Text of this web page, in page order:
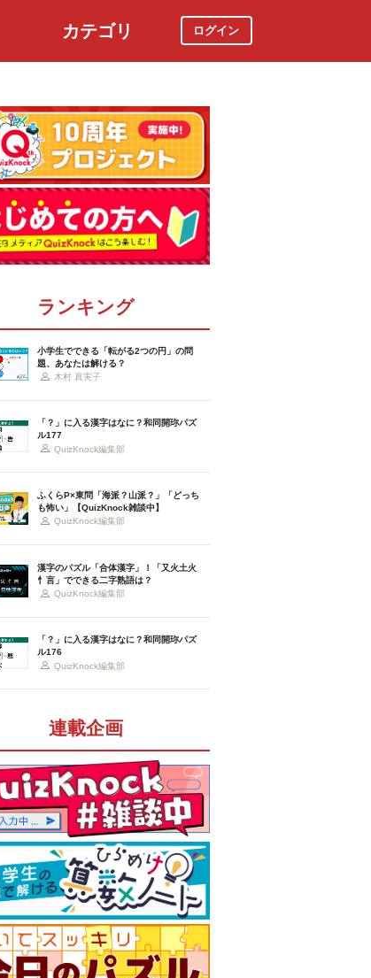
カテゴリ ログイン
ランキング
小学生でできる「転がる2つの円」の問
題、あなたは解ける？
木村 真実子
「？」に入る漢字はなに？和同開珎パズ
ル177
QuizKnock編集部
ふくらP×東問「海派？山派？」「どっち
も怖い」【QuizKnock雑談中】
QuizKnock編集部
漢字のパズル「合体漢字」！「又火土火
忄言」でできる二字熟語は？
QuizKnock編集部
「？」に入る漢字はなに？和同開珎パズ
ル176
QuizKnock編集部
連載企画